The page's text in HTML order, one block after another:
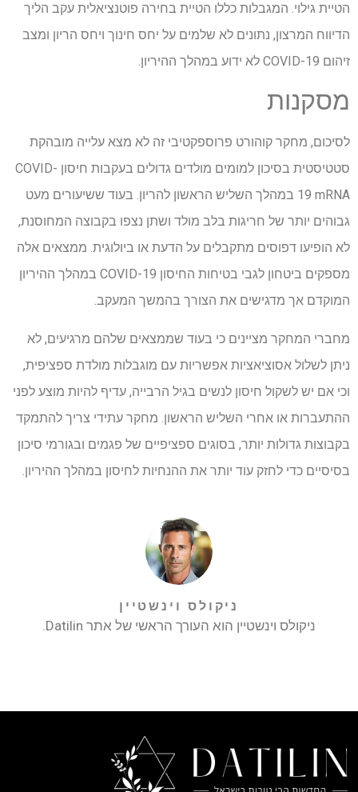
הטיית גילוי. המגבלות כללו הטיית בחירה פוטנציאלית עקב הליך
הדיווח המרצון, נתונים לא שלמים על יחס חינוך ויחס הריון ומצב
זיהום COVID-19 לא ידוע במהלך ההיריון.
מסקנות
לסיכום, מחקר קוהורט פרוספקטיבי זה לא מצא עלייה מובהקת
סטטיסטית בסיכון למומים מולדים גדולים בעקבות חיסון COVID-
19 mRNA במהלך השליש הראשון להריון. בעוד ששיעורים מעט
גבוהים יותר של חריגות בלב מולד ושתן נצפו בקבוצה המחוסנת,
לא הופיעו דפוסים מתקבלים על הדעת או ביולוגית. ממצאים אלה
מספקים ביטחון לגבי בטיחות החיסון COVID-19 במהלך ההיריון
המוקדם אך מדגישים את הצורך בהמשך המעקב.
מחברי המחקר מציינים כי בעוד שממצאים שלהם מרגיעים, לא
ניתן לשלול אסוציאציות אפשריות עם מוגבלות מולדת ספציפית,
וכי אם יש לשקול חיסון לנשים בגיל הרבייה, עדיף להיות מוצע לפני
ההתעברות או אחרי השליש הראשון. מחקר עתידי צריך להתמקד
בקבוצות גדולות יותר, בסוגים ספציפיים של פגמים ובגורמי סיכון
בסיסיים כדי לחזק עוד יותר את ההנחיות לחיסון במהלך ההיריון.
ניקולס וינשטיין
ניקולס וינשטיין הוא העורך הראשי של אתר Datilin.